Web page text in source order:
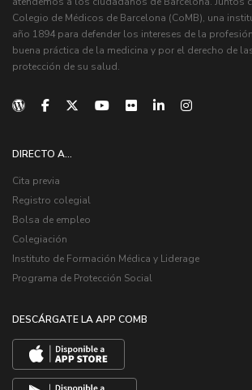
Colegio de Médicos de Barcelona (CoMB), una
año 1894 para defender los intereses de la
buena práctica de la medicina y por el derecho de
protección de su salud.
DIRECTO A...
Cita previa
Registro colegial
Bolsa de empleo
Colegiación
Instituto de Formación Médica y Liderage
Programa de Protección Social
DESCÁRGATE LA APP COMB